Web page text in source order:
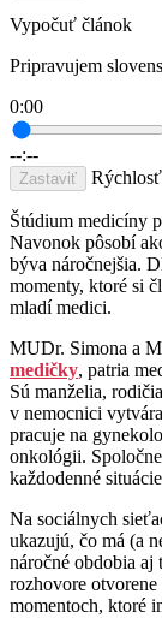
Vypočuť článok
Pripravujem
0:00
--:--
Zastaviť Rýchlosť
Štúdium medicíny
Navonok pôsobí
býva náročnejšia.
momenty, ktoré si
mladí medici.
MUDr. Simona a
medičky, patria
Sú manželia,
v nemocnici
pracuje na
onkológii.
každodenné
Na sociálnych
ukazujú, čo má (a
náročné obdobia aj
rozhovore
momentoch, ktoré